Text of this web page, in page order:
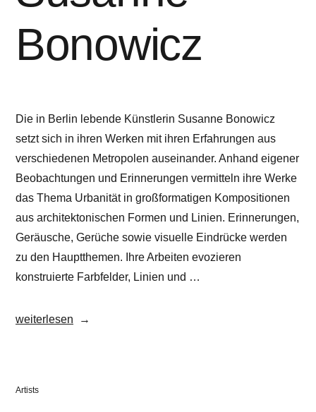
Bonowicz
Die in Berlin lebende Künstlerin Susanne Bonowicz
setzt sich in ihren Werken mit ihren Erfahrungen aus
verschiedenen Metropolen auseinander. Anhand eigener
Beobachtungen und Erinnerungen vermitteln ihre Werke
das Thema Urbanität in großformatigen Kompositionen
aus architektonischen Formen und Linien. Erinnerungen,
Geräusche, Gerüche sowie visuelle Eindrücke werden
zu den Hauptthemen. Ihre Arbeiten evozieren
konstruierte Farbfelder, Linien und …
„Susanne
weiterlesen
Veröffentlicht
Artists